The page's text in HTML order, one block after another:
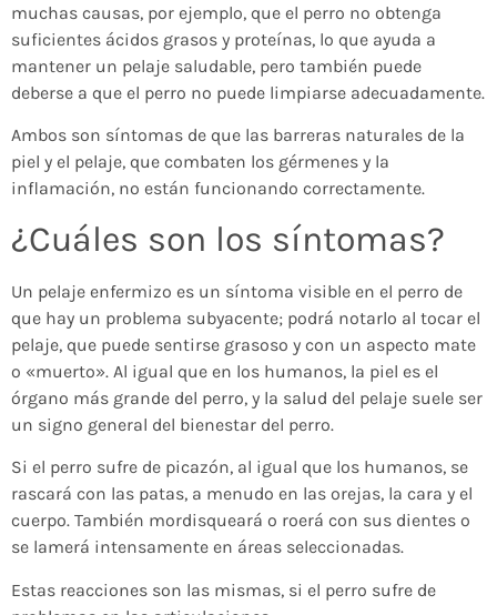
muchas causas, por ejemplo, que el perro no obtenga
suficientes ácidos grasos y proteínas, lo que ayuda a
mantener un pelaje saludable, pero también puede
deberse a que el perro no puede limpiarse adecuadamente.
Ambos son síntomas de que las barreras naturales de la
piel y el pelaje, que combaten los gérmenes y la
inflamación, no están funcionando correctamente.
¿Cuáles son los síntomas?
Un pelaje enfermizo es un síntoma visible en el perro de
que hay un problema subyacente; podrá notarlo al tocar el
pelaje, que puede sentirse grasoso y con un aspecto mate
o «muerto». Al igual que en los humanos, la piel es el
órgano más grande del perro, y la salud del pelaje suele ser
un signo general del bienestar del perro.
Si el perro sufre de picazón, al igual que los humanos, se
rascará con las patas, a menudo en las orejas, la cara y el
cuerpo. También mordisqueará o roerá con sus dientes o
se lamerá intensamente en áreas seleccionadas.
Estas reacciones son las mismas, si el perro sufre de